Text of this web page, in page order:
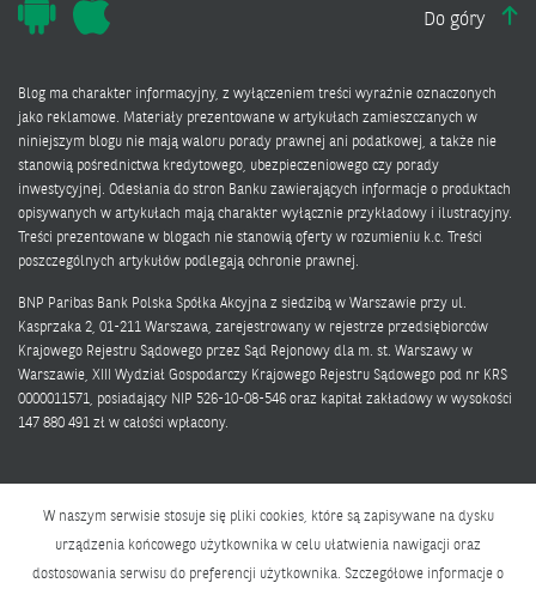
Do góry
Blog ma charakter informacyjny, z wyłączeniem treści wyraźnie oznaczonych
jako reklamowe. Materiały prezentowane w artykułach zamieszczanych w
niniejszym blogu nie mają waloru porady prawnej ani podatkowej, a także nie
stanowią pośrednictwa kredytowego, ubezpieczeniowego czy porady
inwestycyjnej. Odesłania do stron Banku zawierających informacje o produktach
opisywanych w artykułach mają charakter wyłącznie przykładowy i ilustracyjny.
Treści prezentowane w blogach nie stanowią oferty w rozumieniu k.c. Treści
poszczególnych artykułów podlegają ochronie prawnej.
BNP Paribas Bank Polska Spółka Akcyjna z siedzibą w Warszawie przy ul.
Kasprzaka 2, 01-211 Warszawa, zarejestrowany w rejestrze przedsiębiorców
Krajowego Rejestru Sądowego przez Sąd Rejonowy dla m. st. Warszawy w
Warszawie, XIII Wydział Gospodarczy Krajowego Rejestru Sądowego pod nr KRS
0000011571, posiadający NIP 526-10-08-546 oraz kapitał zakładowy w wysokości
147 880 491 zł w całości wpłacony.
Polityka prywatności
W naszym serwisie stosuje się pliki cookies, które są zapisywane na dysku
urządzenia końcowego użytkownika w celu ułatwienia nawigacji oraz
dostosowania serwisu do preferencji użytkownika. Szczegółowe informacje o